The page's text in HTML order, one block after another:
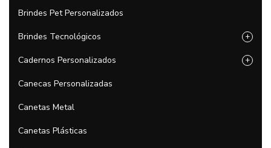
Brindes Pet Personalizados
Brindes Tecnológicos +
Cadernos Personalizados +
Canecas Personalizadas
Canetas Metal
Canetas Plásticas